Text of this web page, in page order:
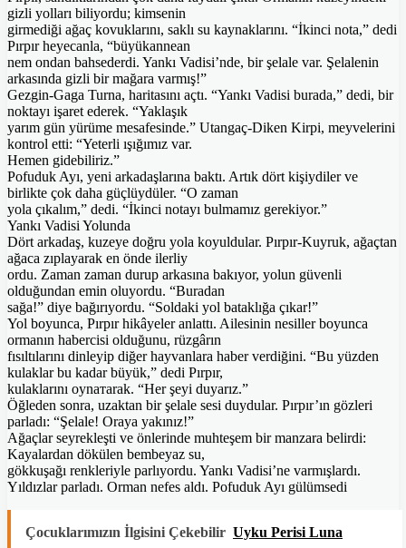
gizli yolları biliyordu; kimsenin
girmediği ağaç kovuklarını, saklı su kaynaklarını. “İkinci nota,” dedi
Pırpır heyecanla, “büyükannean
nem ondan bahsederdi. Yankı Vadisi’nde, bir şelale var. Şelalenin
arkasında gizli bir mağara varmış!”
Gezgin-Gaga Turna, haritasını açtı. “Yankı Vadisi burada,” dedi, bir
noktayı işaret ederek. “Yaklaşık
yarım gün yürüme mesafesinde.” Utangaç-Diken Kirpi, meyvelerini
kontrol etti: “Yeterli ışığımız var.
Hemen gidebiliriz.”
Pofuduk Ayı, yeni arkadaşlarına baktı. Artık dört kişiydiler ve
birlikte çok daha güçlüydüler. “O zaman
yola çıkalım,” dedi. “İkinci notayı bulmamız gerekiyor.”
Yankı Vadisi Yolunda
Dört arkadaş, kuzeye doğru yola koyuldular. Pırpır-Kuyruk, ağaçtan
ağaca zıplayarak en önde ilerliy
ordu. Zaman zaman durup arkasına bakıyor, yolun güvenli
olduğundan emin oluyordu. “Buradan
sağa!” diye bağırıyordu. “Soldaki yol bataklığa çıkar!”
Yol boyunca, Pırpır hikâyeler anlattı. Ailesinin nesiller boyunca
ormanın habercisi olduğunu, rüzgârın
fısıltılarını dinleyip diğer hayvanlara haber verdiğini. “Bu yüzden
kulaklar bu kadar büyük,” dedi Pırpır,
kulaklarını oynатarak. “Her şeyi duyarız.”
Öğleden sonra, uzaktan bir şelale sesi duydular. Pırpır’ın gözleri
parladı: “Şelale! Oraya yakınız!”
Ağaçlar seyrekleşti ve önlerinde muhteşem bir manzara belirdi:
Kayalardan dökülen bembeyaz su,
gökkuşağı renkleriyle parlıyordu. Yankı Vadisi’ne varmışlardı.
Yıldızlar parladı. Orman nefes aldı. Pofuduk Ayı gülümsedi
Çocuklarımızın İlgisini Çekebilir Uyku Perisi Luna